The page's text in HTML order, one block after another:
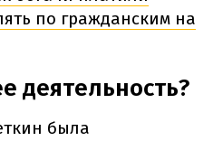
по гражданским на
деятельность?
была